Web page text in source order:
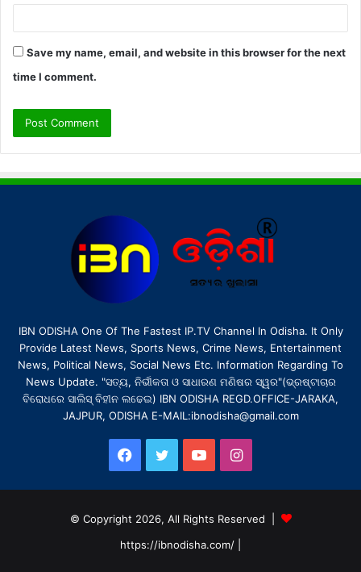
Save my name, email, and website in this browser for the next
time I comment.
IBN ODISHA One Of The Fastest IP.TV Channel In Odisha. It Only
Provide Latest News, Sports News, Crime News, Entertainment
News, Political News, Social News Etc. Information Regarding To
News Update. "ସତ୍ୟ, ନିର୍ଭୀକତା ଓ ସାଧାରଣ ମଣିଷର ସ୍ୱର"(ଭ୍ରଷ୍ଟାଚାର
ବିରୋଧରେ ସାଲିସ୍ ବିହୀନ ଲଢେଇ) IBN ODISHA REGD.OFFICE-JARAKA,
JAJPUR, ODISHA E-MAIL:ibnodisha@gmail.com
Facebook
TwitterYouTubeInstagram
© Copyright 2026, All Rights Reserved |
https://ibnodisha.com/